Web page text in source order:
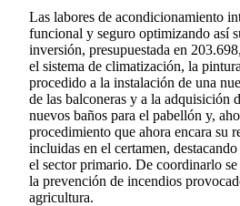
Las labores de acondicionamiento
funcional y seguro optimizando así
inversión, presupuestada en
el sistema de climatización, la
procedido a la instalación de una
de las balconeras y a la adquisición
nuevos baños para el pabellón y,
procedimiento que ahora encara su
incluidas en el certamen,
el sector primario. De coordinarlo
la prevención de incendios
agricultura.